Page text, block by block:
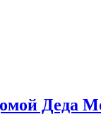
Деда